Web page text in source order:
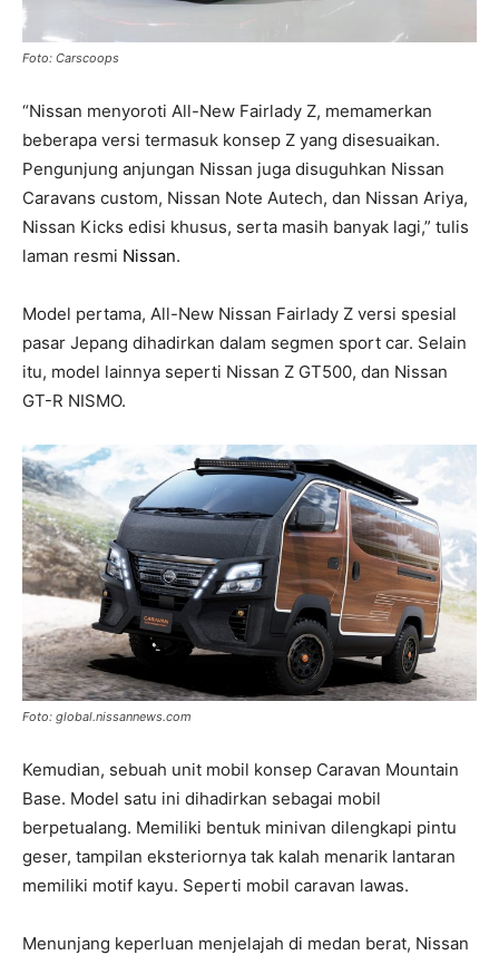
Foto: Carscoops
“Nissan menyoroti All-New Fairlady Z, memamerkan
beberapa versi termasuk konsep Z yang disesuaikan.
Pengunjung anjungan Nissan juga disuguhkan Nissan
Caravans custom, Nissan Note Autech, dan Nissan Ariya,
Nissan Kicks edisi khusus, serta masih banyak lagi,” tulis
laman resmi Nissan.
Model pertama, All-New Nissan Fairlady Z versi spesial
pasar Jepang dihadirkan dalam segmen sport car. Selain
itu, model lainnya seperti Nissan Z GT500, dan Nissan
GT-R NISMO.
Foto: global.nissannews.com
Kemudian, sebuah unit mobil konsep Caravan Mountain
Base. Model satu ini dihadirkan sebagai mobil
berpetualang. Memiliki bentuk minivan dilengkapi pintu
geser, tampilan eksteriornya tak kalah menarik lantaran
memiliki motif kayu. Seperti mobil caravan lawas.
Menunjang keperluan menjelajah di medan berat, Nissan